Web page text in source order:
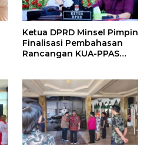
Ketua DPRD Minsel Pimpin
Finalisasi Pembahasan
Rancangan KUA-PPAS